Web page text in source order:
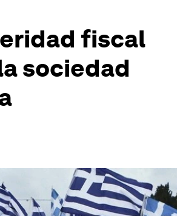
fiscal
sociedad